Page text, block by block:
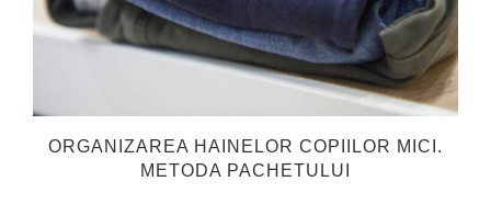
ORGANIZAREA HAINELOR COPIILOR MICI.
METODA PACHETULUI